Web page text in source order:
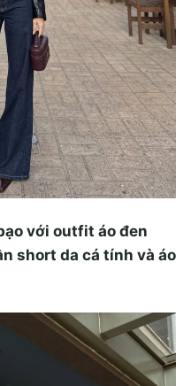
với outfit áo đen
short da cá tính và áo